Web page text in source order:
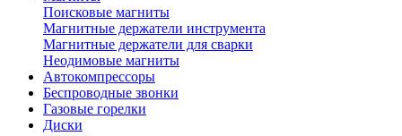
Поисковые магниты
Магнитные держатели инструмента
Магнитные держатели для сварки
Неодимовые магниты
Автокомпрессоры
Беспроводные звонки
Газовые горелки
Диски